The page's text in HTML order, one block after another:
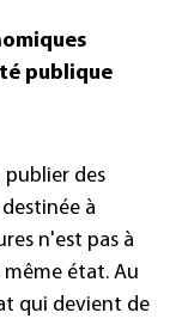
publique
publier des
à
n'est pas à
même état. Au
qui devient de